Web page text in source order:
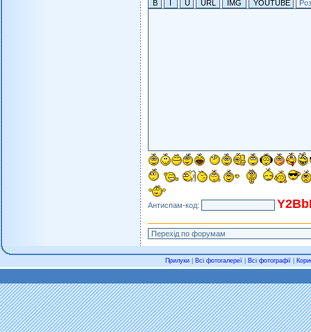
Антиспам-код:
Прилуки Всі фотогалереї Всі фотографії